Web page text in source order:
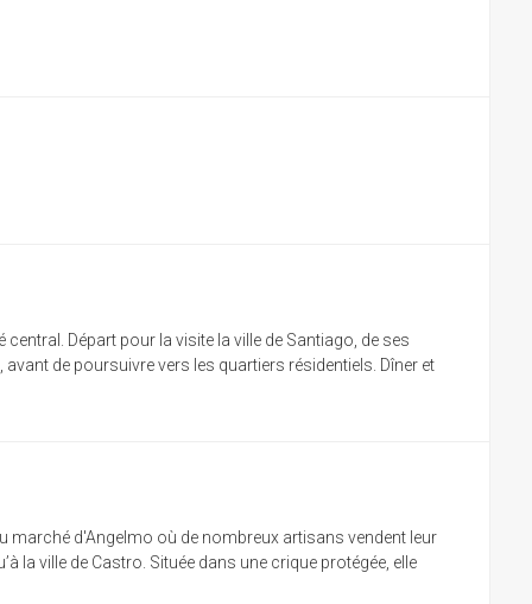
Départ pour la visite la ville de Santiago, de ses
de poursuivre vers les quartiers résidentiels. Dîner et
marché d'Angelmo où de nombreux artisans vendent leur
la ville de Castro. Située dans une crique protégée, elle